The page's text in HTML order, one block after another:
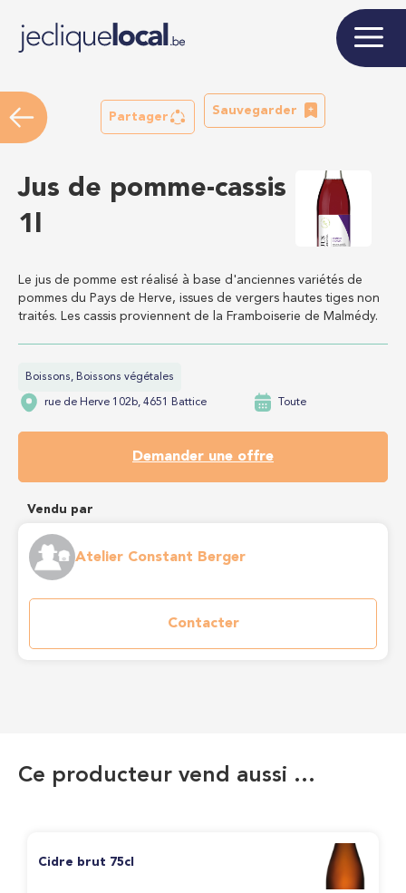
Partager
Sauvegarder
Jus de pomme-cassis
1l
Le jus de pomme est réalisé à base d'anciennes variétés de
pommes du Pays de Herve, issues de vergers hautes tiges non
traités. Les cassis proviennent de la Framboiserie de Malmédy.
Boissons, Boissons végétales
rue de Herve 102b, 4651 Battice Toute
Demander une offre
Vendu par
Atelier Constant Berger
Contacter
Ce producteur vend aussi …
Cidre brut 75cl